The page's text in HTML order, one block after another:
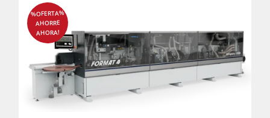
Sierras circulares y escuadradoras
Cepilladoras-regruesadoras
Tupís
Escuadradoras-tupís
Combinadas de 5 operaciones
%OFERTA%
AHORRE
AHORA!